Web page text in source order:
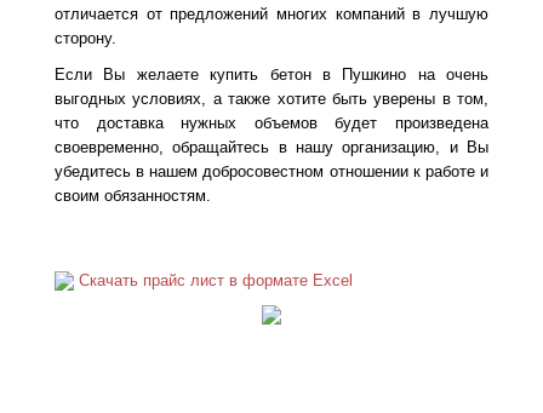
отличается от предложений многих компаний в лучшую
сторону.
Если Вы желаете купить бетон в Пушкино на очень
выгодных условиях, а также хотите быть уверены в том,
что доставка нужных объемов будет произведена
своевременно, обращайтесь в нашу организацию, и Вы
убедитесь в нашем добросовестном отношении к работе и
своим обязанностям.
Скачать прайс лист в формате Excel